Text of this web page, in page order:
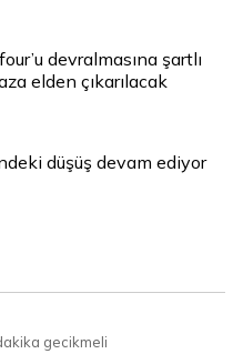
devralmasına şartlı
elden çıkarılacak
düşüş devam ediyor
gecikmeli